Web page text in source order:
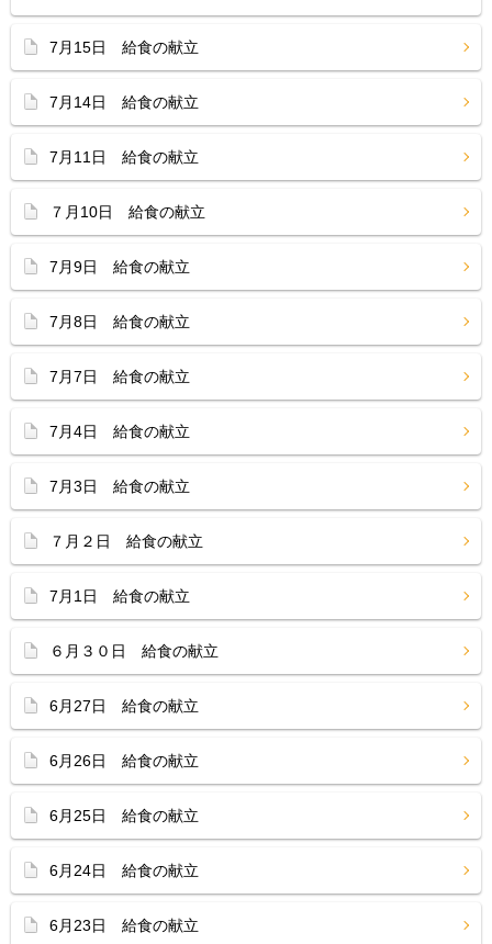
7月15日 給食の献立
7月14日 給食の献立
7月11日 給食の献立
７月10日 給食の献立
7月9日 給食の献立
7月8日 給食の献立
7月7日 給食の献立
7月4日 給食の献立
7月3日 給食の献立
７月２日 給食の献立
7月1日 給食の献立
６月３０日 給食の献立
6月27日 給食の献立
6月26日 給食の献立
6月25日 給食の献立
6月24日 給食の献立
6月23日 給食の献立